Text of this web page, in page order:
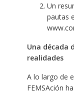
Un
pautas
Una década
realidades
A lo largo de
FEMSAción